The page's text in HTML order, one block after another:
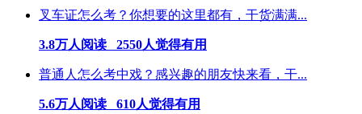
叉车证怎么考？你想要的这里都有，干货满满...
3.8万人阅读 2550人觉得有用
普通人怎么考中戏？感兴趣的朋友快来看，干...
5.6万人阅读 610人觉得有用